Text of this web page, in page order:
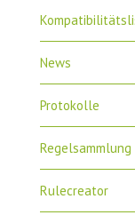
News
Protokolle
Regelsammlung
Rulecreator